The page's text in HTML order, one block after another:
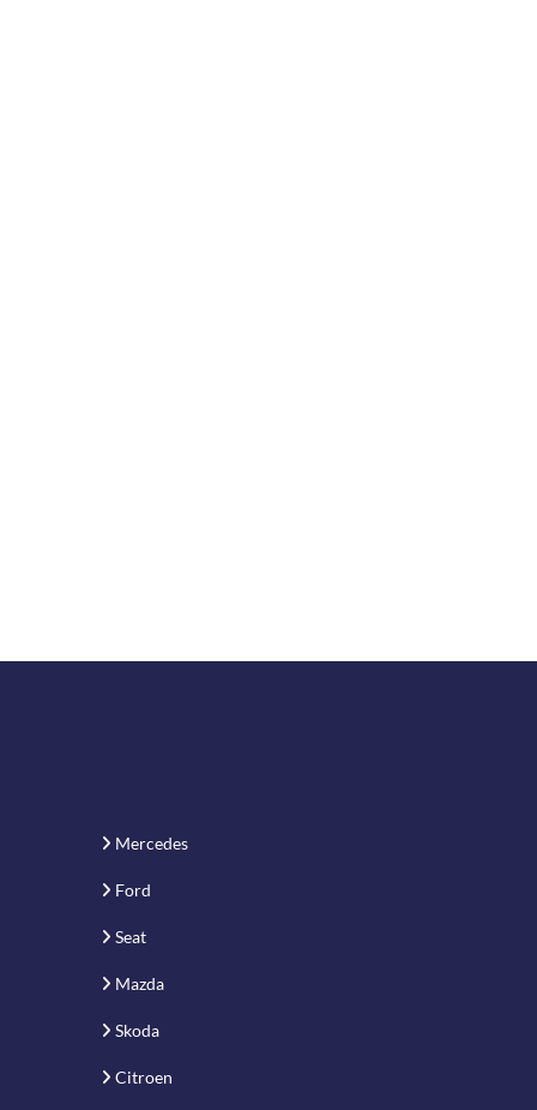
Mercedes
Ford
Seat
Mazda
Skoda
Citroen